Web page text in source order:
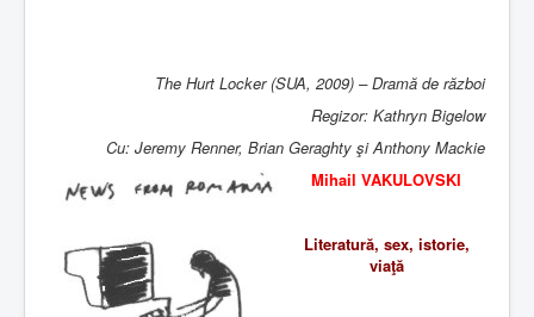
The Hurt Locker (SUA, 2009) – Dramă de război
Regizor: Kathryn Bigelow
Cu: Jeremy Renner, Brian Geraghty şi Anthony Mackie
Mihail VAKULOVSKI
Literatură, sex, istorie,
viaţă